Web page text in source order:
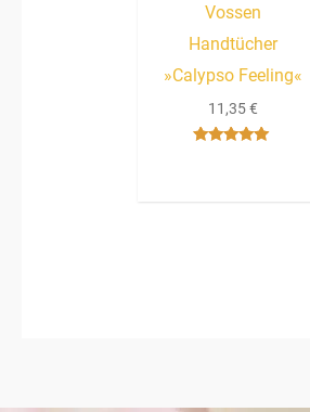
Vossen
Handtücher
»Calypso Feeling«
11,35€